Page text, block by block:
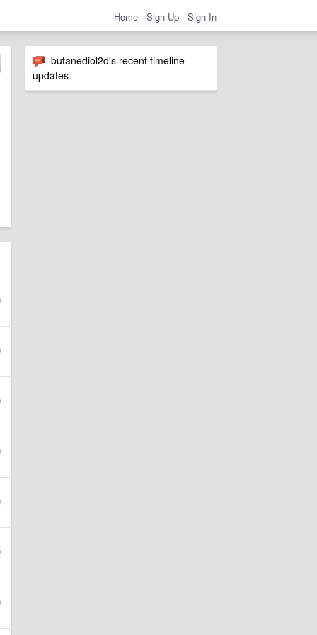
Home Sign Up Sign In
butanediol2d's recent timeline
updates